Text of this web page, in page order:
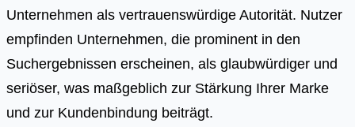
Unternehmen als vertrauenswürdige Autorität. Nutzer
empfinden Unternehmen, die prominent in den
Suchergebnissen erscheinen, als glaubwürdiger und
seriöser, was maßgeblich zur Stärkung Ihrer Marke
und zur Kundenbindung beiträgt.